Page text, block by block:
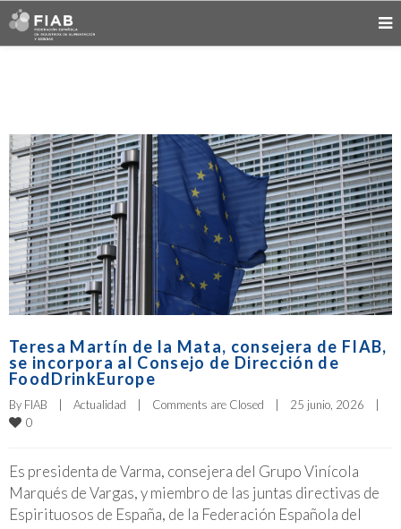
Teresa Martín de la Mata, consejera de FIAB,
se incorpora al Consejo de Dirección de
FoodDrinkEurope
By FIAB Actualidad Comments are Closed 25 junio, 2026
0
Es presidenta de Varma, consejera del Grupo Vinícola
Marqués de Vargas, y miembro de las juntas directivas de
Espirituosos de España, de la Federación Española del